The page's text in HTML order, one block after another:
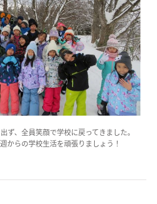
ず、全員笑顔で学校に戻ってきました。
からの学校生活を頑張りましょう！